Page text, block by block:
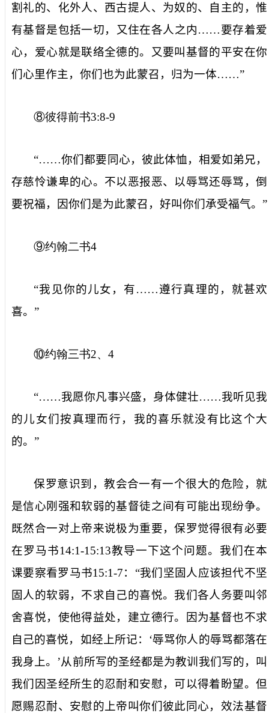
割礼的、化外人、西古提人、为奴的、自主的，惟
有基督是包括一切，又住在各人之内……要存着爱
心，爱心就是联络全德的。又要叫基督的平安在你
们心里作主，你们也为此蒙召，归为一体……”
⑧彼得前书3:8-9
“……你们都要同心，彼此体恤，相爱如弟兄，
存慈怜谦卑的心。不以恶报恶、以辱骂还辱骂，倒
要祝福，因你们是为此蒙召，好叫你们承受福气。”
⑨约翰二书4
“我见你的儿女，有……遵行真理的，就甚欢
喜。”
⑩约翰三书2、4
“……我愿你凡事兴盛，身体健壮……我听见我
的儿女们按真理而行，我的喜乐就没有比这个大
的。”
保罗意识到，教会合一有一个很大的危险，就
是信心刚强和软弱的基督徒之间有可能出现纷争。
既然合一对上帝来说极为重要，保罗觉得很有必要
在罗马书14:1-15:13教导一下这个问题。我们在本
课要察看罗马书15:1-7：“我们坚固人应该担代不坚
固人的软弱，不求自己的喜悦。我们各人务要叫邻
舍喜悦，使他得益处，建立德行。因为基督也不求
自己的喜悦，如经上所记：‘辱骂你人的辱骂都落在
我身上。’从前所写的圣经都是为教训我们写的，叫
我们因圣经所生的忍耐和安慰，可以得着盼望。但
愿赐忍耐、安慰的上帝叫你们彼此同心，效法基督